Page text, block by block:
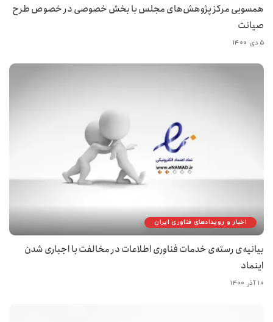
همسویی مرکز پژوهش‌های مجلس با بخش خصوصی در خصوص طرح
صیانت
۵ دی ۱۴۰۰
اخبار و رویدادهای فناوری ایران
بیانیه‌ی رسته‌ی خدمات فناوری اطلاعات در مخالفت با اجباری شدن
اینماد
۱۰ آذر ۱۴۰۰